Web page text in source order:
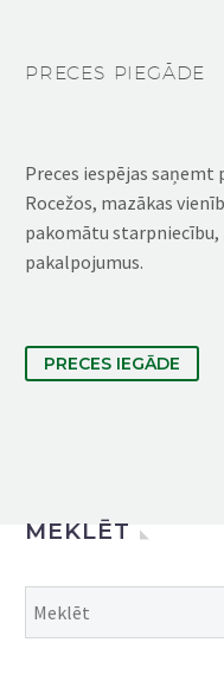
PRECES PIEGĀDE
Preces iespējas saņemt
Rocežos, mazākas
pakomātu starpniecību,
pakalpojumus.
PRECES IEGĀDE
MEKLĒT